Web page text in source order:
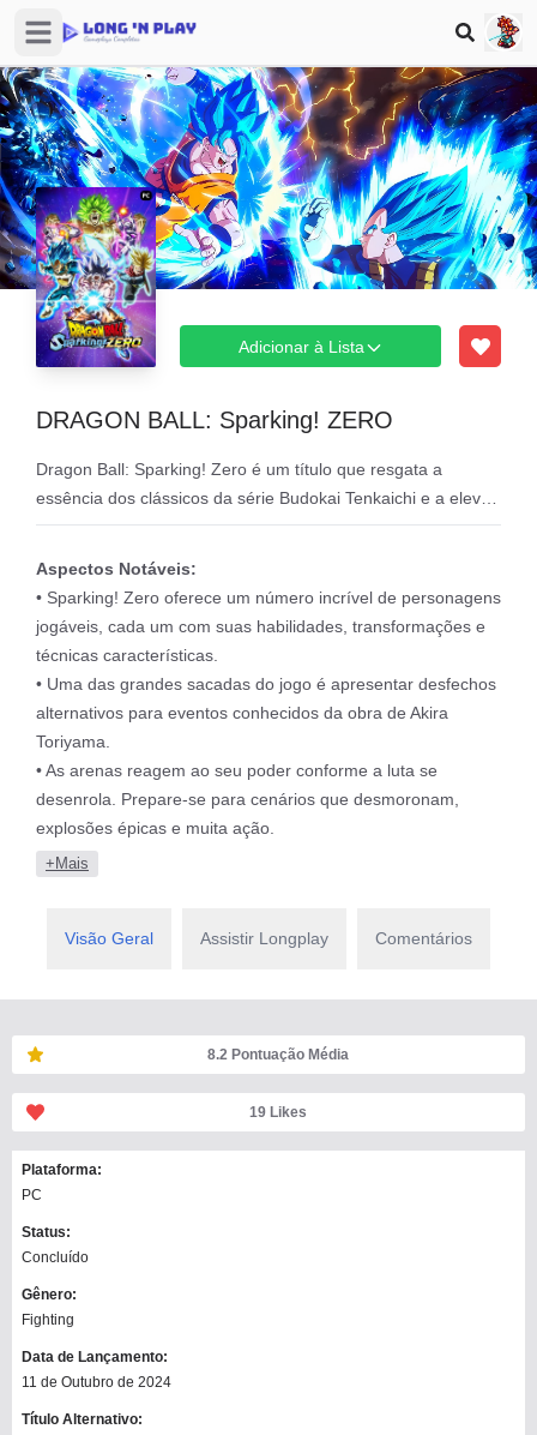
Open sidebar
Adicionar à Lista
DRAGON BALL: Sparking! ZERO
Dragon Ball: Sparking! Zero é um título que resgata a
essência dos clássicos da série Budokai Tenkaichi e a eleva
a um novo patamar. A história se passa durante os
o fim do arco "Torneio do Poder" do anime Dragon Ball
Super, acrescentando algumas cenas novas e alternativas
dependendo de algumas de suas escolhas ou desfechos em
Aspectos Notáveis:
• Sparking! Zero oferece um número incrível de personagens
jogáveis, cada um com suas habilidades, transformações e
técnicas características.
• Uma das grandes sacadas do jogo é apresentar desfechos
alternativos para eventos conhecidos da obra de Akira
Toriyama.
• As arenas reagem ao seu poder conforme a luta se
desenrola. Prepare-se para cenários que desmoronam,
explosões épicas e muita ação.
+Mais
Visão Geral Assistir Longplay Comentários
8.2 Pontuação Média
19Likes
Plataforma:
PC
Status:
Concluído
Gênero:
Fighting
Data de Lançamento:
11 de Outubro de 2024
Título Alternativo: